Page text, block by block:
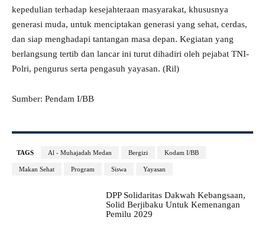
kepedulian terhadap kesejahteraan masyarakat, khususnya
generasi muda, untuk menciptakan generasi yang sehat, cerdas,
dan siap menghadapi tantangan masa depan. Kegiatan yang
berlangsung tertib dan lancar ini turut dihadiri oleh pejabat TNI-
Polri, pengurus serta pengasuh yayasan. (Ril)
Sumber: Pendam I/BB
TAGS Al - Muhajadah Medan Bergizi Kodam I/BB
Makan Sehat Program Siswa Yayasan
DPP Solidaritas Dakwah Kebangsaan,
Solid Berjibaku Untuk Kemenangan
Pemilu 2029